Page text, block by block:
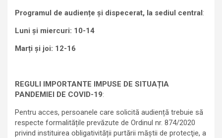
Programul de audiențe și dispecerat, la sediul central:
Luni și miercuri: 10-14
Marți și joi: 12-16
REGULI IMPORTANTE IMPUSE DE SITUAȚIA
PANDEMIEI DE COVID-19:
Pentru acces, persoanele care solicită audiență trebuie să
respecte formalitățile prevăzute de Ordinul nr. 874/2020
privind instituirea obligativității purtării măștii de protecţie, a